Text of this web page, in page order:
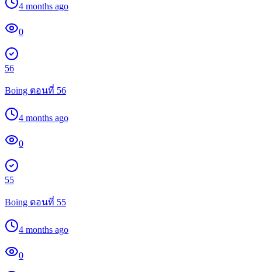
4 months ago
0
56
Boing ตอนที่ 56
4 months ago
0
55
Boing ตอนที่ 55
4 months ago
0